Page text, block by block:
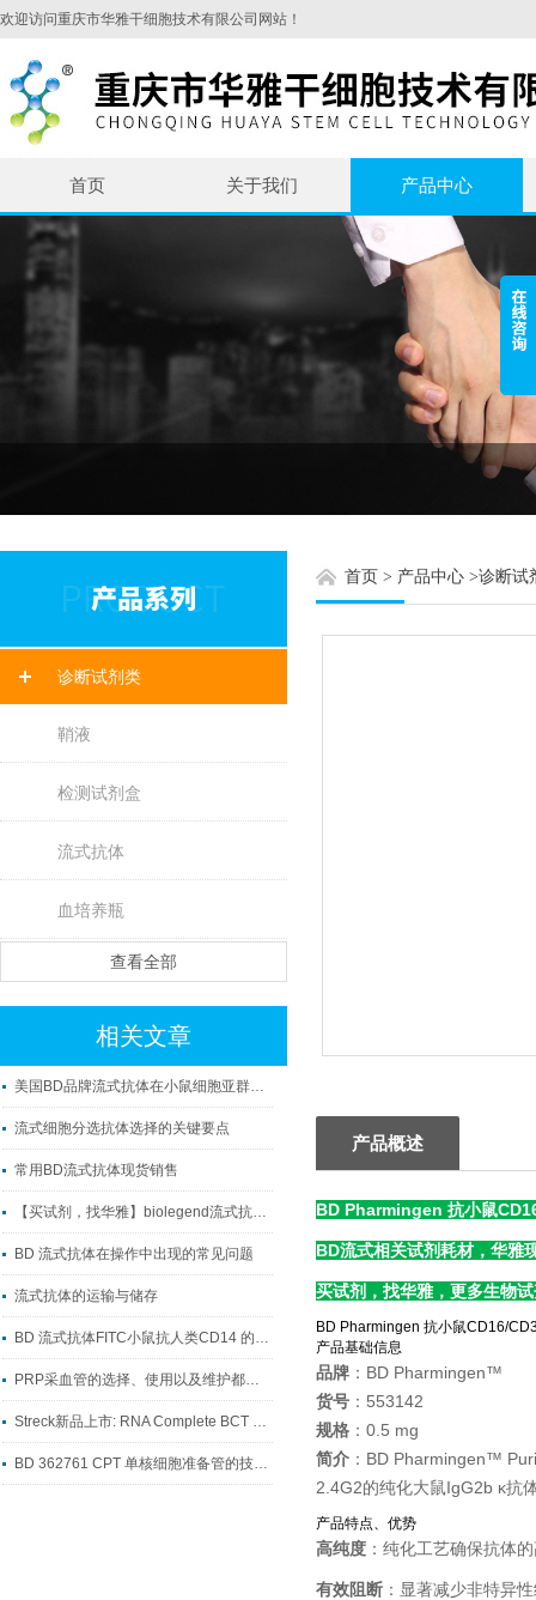
欢迎访问重庆市华雅干细胞技术有限公司网站！
首页 关于我们 产品中心
诊断试剂类
鞘液
检测试剂盒
流式抗体
血培养瓶
查看全部
相关文章
美国BD品牌流式抗体在小鼠细胞亚群研究中的应用与试剂选型指南
流式细胞分选抗体选择的关键要点
常用BD流式抗体现货销售
【买试剂，找华雅】biolegend流式抗体系列
BD 流式抗体在操作中出现的常见问题
流式抗体的运输与储存
BD 流式抗体FITC小鼠抗人类CD14 的主要作用
PRP采血管的选择、使用以及维护都是非常重要的环节
Streck新品上市: RNA Complete BCT 保存管
BD 362761 CPT 单核细胞准备管的技术解析
首页 > 产品中心 >诊断试
产品概述
BD Pharmingen 抗小鼠
BD流式相关试剂耗材，华雅
买试剂，找华雅，更多生物
BD Pharmingen 抗小鼠CD16/
产品基础信息
品牌 ：BD Pharmingen™
货号 ：553142
规格 ：0.5 mg
简介 ：BD Pharmingen™
2.4G2的纯化大鼠IgG2b κ抗
产品特点、优势
高纯度 ：纯化工艺确保抗体
有效阻断 ：显著减少非特异